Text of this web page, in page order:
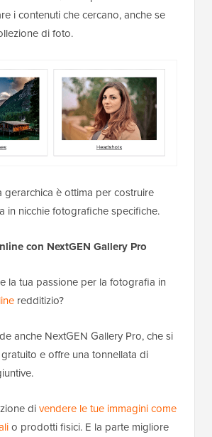
i contenuti che cercano, anche se
di foto.
gerarchica è ottima per costruire
in nicchie fotografiche specifiche.
con NextGEN Gallery Pro
la tua passione per la fotografia in
redditizio?
anche NextGEN Gallery Pro, che si
e offre una tonnellata di
divendere le tue immagini come
o prodotti fisici. E la parte migliore